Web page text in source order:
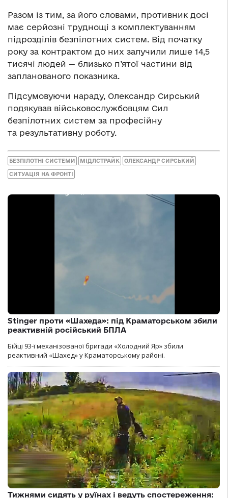
Разом із тим, за його словами, противник досі
має серйозні труднощі з комплектуванням
підрозділів безпілотних систем. Від початку
року за контрактом до них залучили лише 14,5
тисячі людей — близько п’ятої частини від
запланованого показника.
Підсумовуючи нараду, Олександр Сирський
подякував військовослужбовцям Сил
безпілотних систем за професійну
та результативну роботу.
БЕЗПІЛОТНІ СИСТЕМИ МІДЛСТРАЙК ОЛЕКСАНДР СИРСЬКИЙ
СИТУАЦІЯ НА ФРОНТІ
Stinger проти «Шахеда»: під Краматорськом збили
реактивній російський БПЛА
Бійці 93-ї механізованої бригади «Холодний Яр» збили
реактивний «Шахед» у Краматорському районі.
Тижнями сидять у руїнах і ведуть спостереження: